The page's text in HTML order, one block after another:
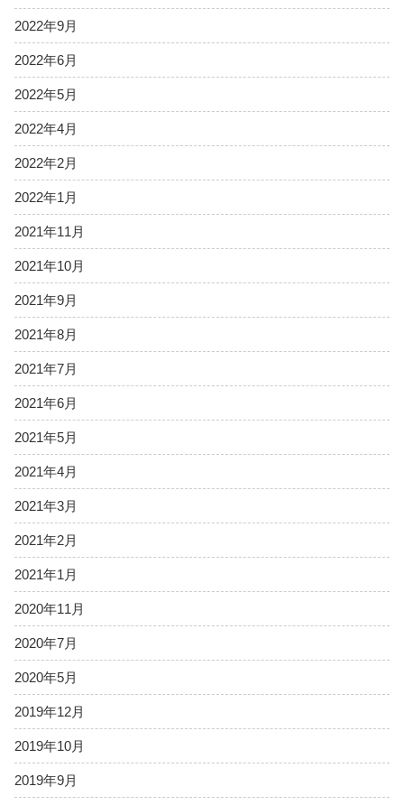
2022年9月
2022年6月
2022年5月
2022年4月
2022年2月
2022年1月
2021年11月
2021年10月
2021年9月
2021年8月
2021年7月
2021年6月
2021年5月
2021年4月
2021年3月
2021年2月
2021年1月
2020年11月
2020年7月
2020年5月
2019年12月
2019年10月
2019年9月